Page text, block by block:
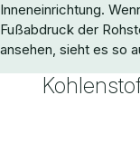
Inneneinrichtung.
Fußabdruck der
ansehen, sieht es so